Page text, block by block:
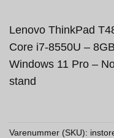
Lenovo ThinkPad
Core i7-8550U –
Windows 11 Pro –
stand
Varenummer (SKU):